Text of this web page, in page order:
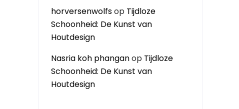
horversenwolfsop Tijdloze
Schoonheid: De Kunst van
Houtdesign
Nasria koh phanganop Tijdloze
Schoonheid: De Kunst van
Houtdesign